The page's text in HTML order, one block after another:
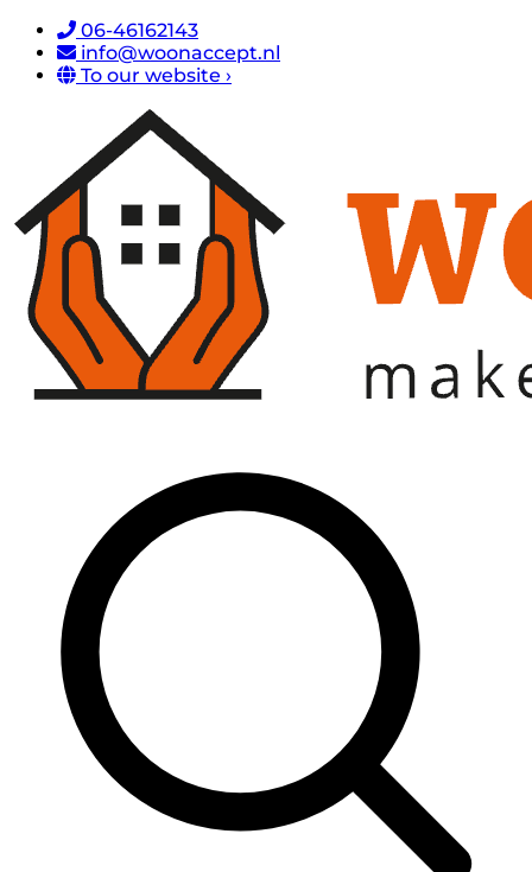
06-46162143
info@woonaccept.nl
To our website ›